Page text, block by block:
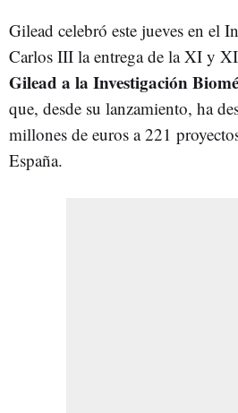
Gilead celebró este jueves en el
Carlos III la entrega de la XI y
Gilead a la Investigación
que, desde su lanzamiento, ha
millones de euros a 221
España.